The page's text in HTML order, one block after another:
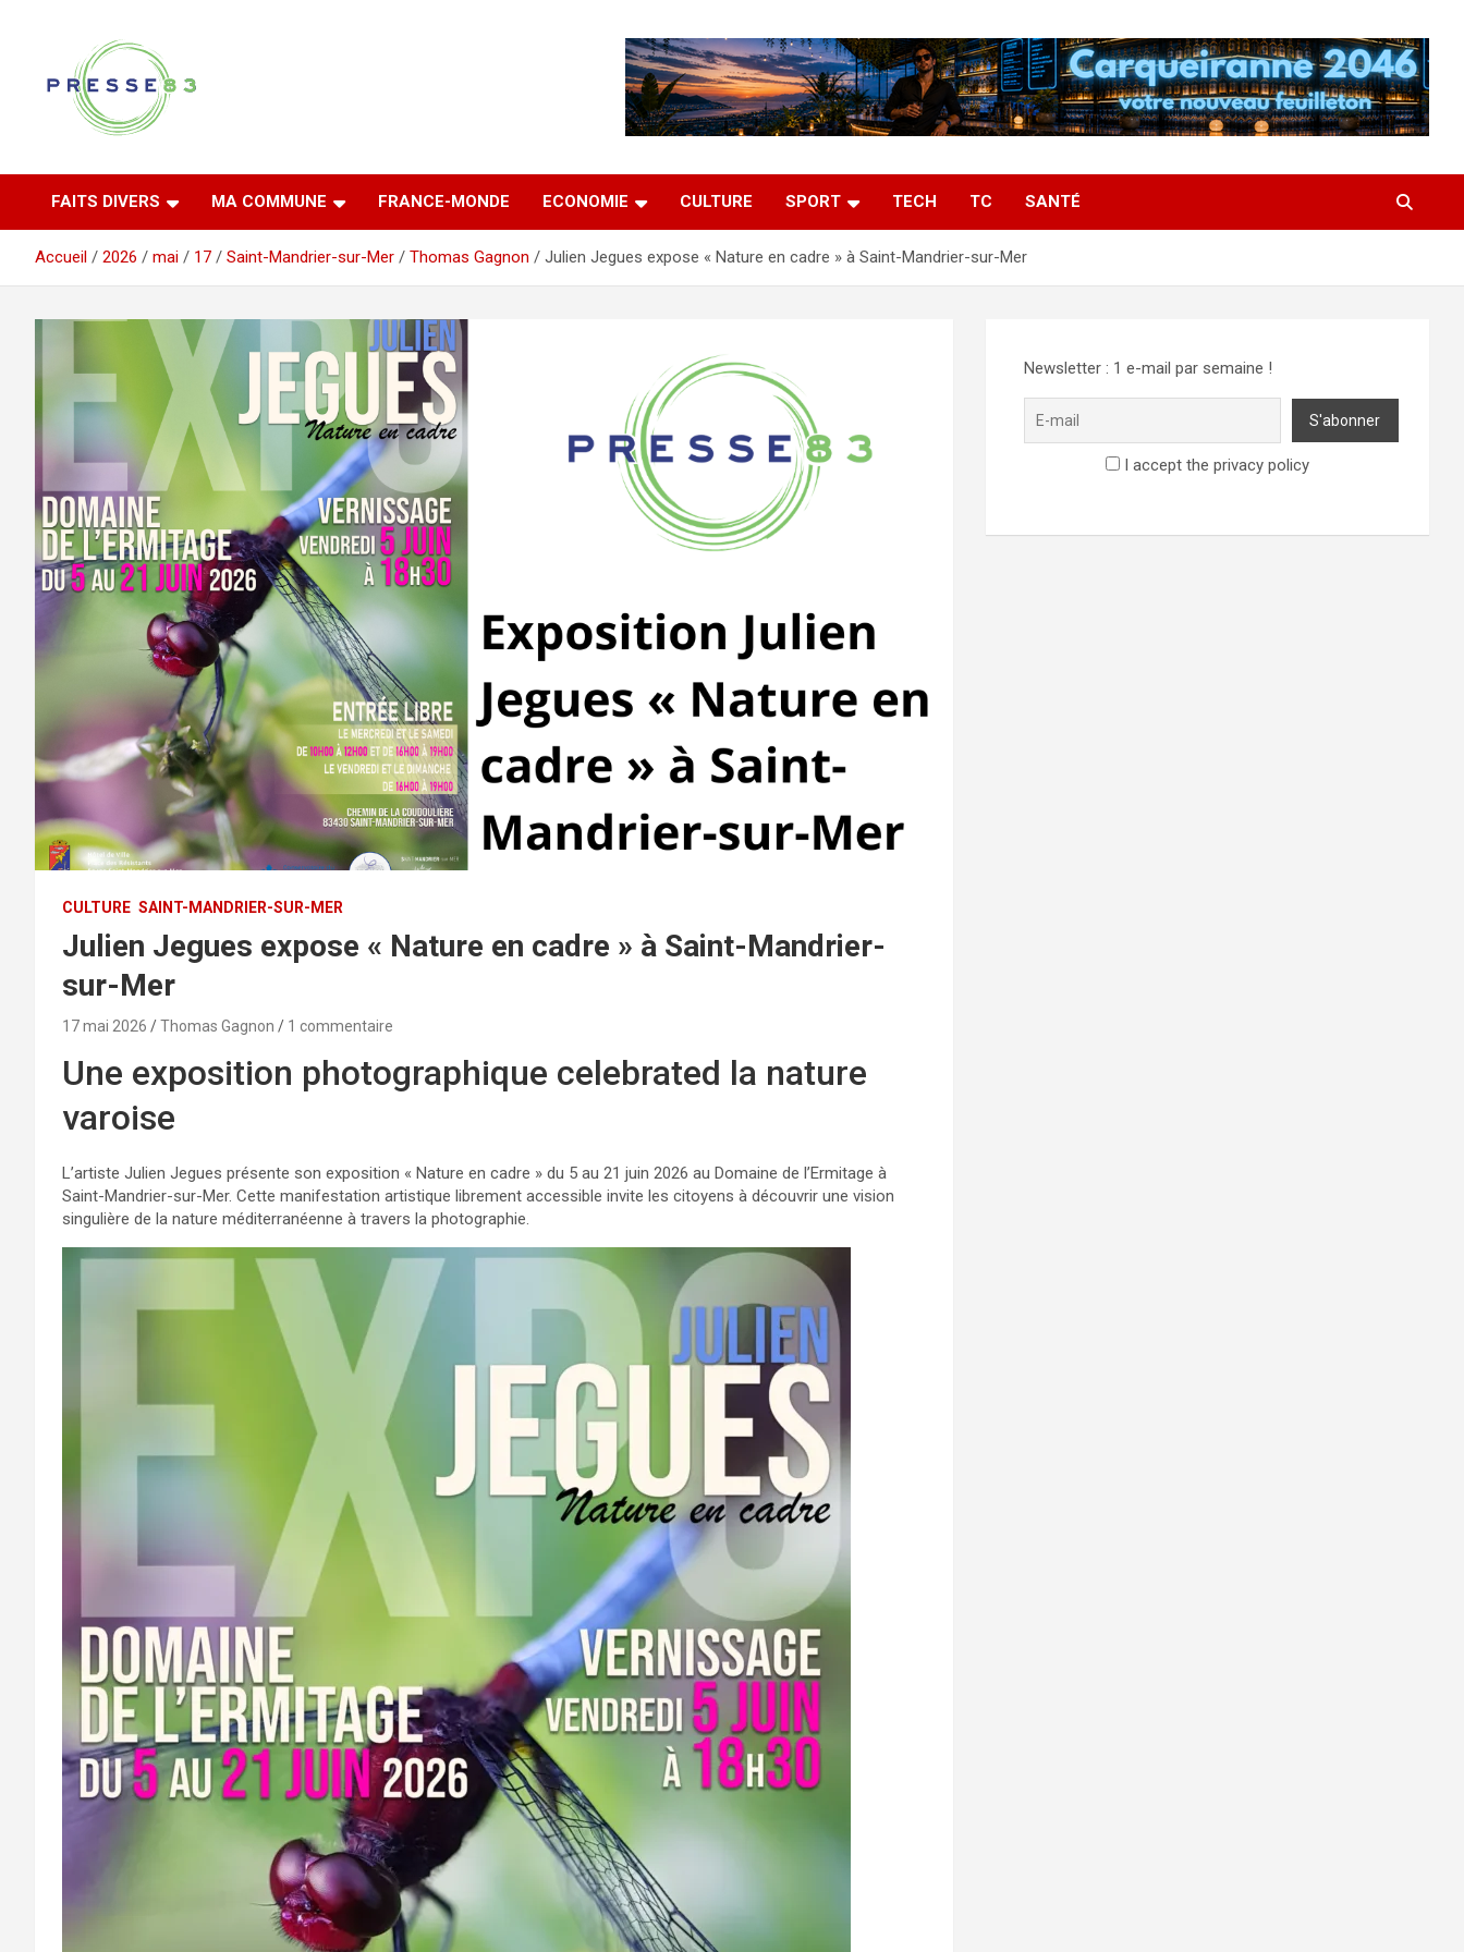
Presse 83
FAITS DIVERS MA COMMUNE FRANCE-MONDE ECONOMIE CULTURE SPORT TECH TC SANTÉ
Accueil 2026 mai 17 Saint-Mandrier-sur-Mer Thomas Gagnon Julien Jegues expose « Nature en cadre » à Saint-Mandrier-sur-Mer
CULTURE SAINT-MANDRIER-SUR-MER
Julien Jegues expose « Nature en cadre » à Saint-Mandrier-
sur-Mer
17 mai 2026 Thomas Gagnon 1 commentaire
Une exposition photographique celebrated la nature
varoise
L’artiste Julien Jegues présente son exposition « Nature en cadre » du 5 au 21 juin 2026 au Domaine de l’Ermitage à
Saint-Mandrier-sur-Mer. Cette manifestation artistique librement accessible invite les citoyens à découvrir une vision
singulière de la nature méditerranéenne à travers la photographie.
Newsletter : 1 e-mail par semaine !
I accept the privacy policy